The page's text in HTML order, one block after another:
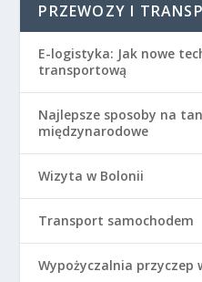
PRZEWOZY I
E-logistyka: Jak nowe
transportową
Najlepsze sposoby na
międzynarodowe
Wizyta w Bolonii
Transport samochodem
Wypożyczalnia przyczep